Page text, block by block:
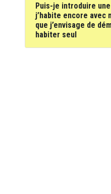
Puis-je introduire
j’habite encore avec
que j’envisage de
habiter seul